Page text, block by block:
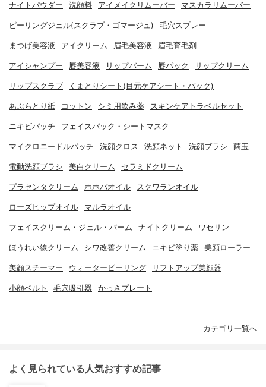
ナイトパウダー 洗顔料 アイメイクリムーバー マスカラリムーバー
ピーリングジェル(スクラブ・ゴマージュ) 毛穴スプレー
まつげ美容液 アイクリーム 眉毛美容液 眉毛育毛剤
アイシャンプー 唇美容液 リップバーム 唇パック リップクリーム
リップスクラブ くまとりシート(目元ケアシート・パック)
あぶらとり紙 コットン シミ用飲み薬 スキンケアトラベルセット
ニキビパッチ フェイスパック・シートマスク
マイクロニードルパッチ 洗顔クロス 洗顔ネット 洗顔ブラシ 繭玉
電動洗顔ブラシ 美白クリーム セラミドクリーム
プラセンタクリーム ホホバオイル スクワランオイル
ローズヒップオイル マルラオイル
フェイスクリーム・ジェル・バーム ナイトクリーム ワセリン
ほうれい線クリーム シワ改善クリーム ニキビ塗り薬 美顔ローラー
美顔スチーマー ウォーターピーリング リフトアップ美顔器
小顔ベルト 毛穴吸引器 かっさプレート
カテゴリ一覧へ
よく見られている人気おすすめ記事